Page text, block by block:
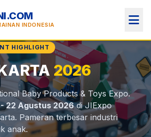
INDONESIA
HIGHLIGHT
2026
Baby Products & Toys Expo.
- 22 Agustus 2026di JIExpo
Pameran terbesar industri
anak.
Anak